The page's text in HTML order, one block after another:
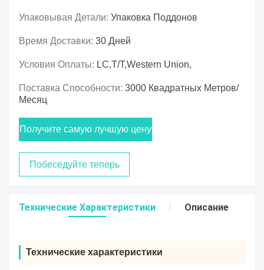
Упаковывая Детали: Упаковка Поддонов
Время Доставки: 30 Дней
Условия Оплаты: LC,T/T,Western Union,
Поставка Способности: 3000 Квадратных Метров/
Месяц
Получите самую лучшую цену
Побеседуйте теперь
Технические Характеристики Описание
Технические характеристики